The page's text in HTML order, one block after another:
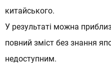
китайського.
У результаті можна
повний зміст без знання
недоступним.